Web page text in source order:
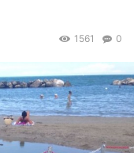
0
1561